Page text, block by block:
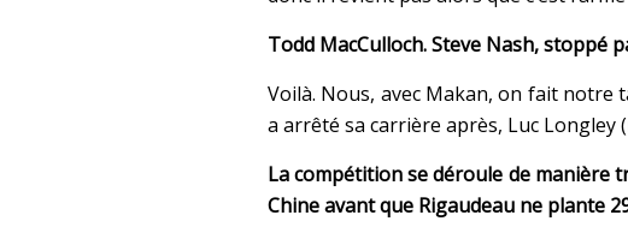
Todd MacCulloch. Steve Nash, stoppé
Voilà. Nous, avec Makan, on fait notre
a arrêté sa carrière après, Luc Longley
La compétition se déroule de manière
Chine avant que Rigaudeau ne plante